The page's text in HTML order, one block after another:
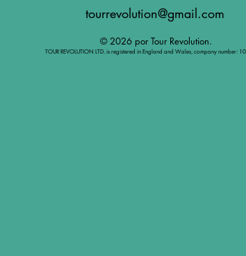
tourrevolution@gmail.com
© 2026 por Tour Revolution.
TOUR REVOLUTION LTD. is registered in England and Wales, company number: